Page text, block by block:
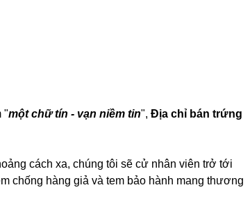
"một chữ tín - vạn niềm tin", Địa chỉ bán trứng
cách xa, chúng tôi sẽ cử nhân viên trở tới
chống hàng giả và tem bảo hành mang thương